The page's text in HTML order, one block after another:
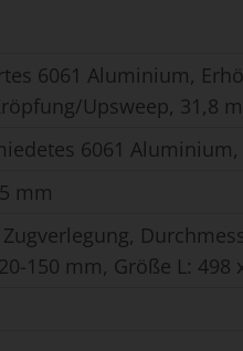
6061 Aluminium,
Upsweep, 31,8
6061
mm
150 mm, Größe L: